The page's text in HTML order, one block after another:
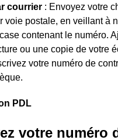
courrier : Envoyez votre
voie postale, en veillant à
contenant le numéro.
ou une copie de votre
votre numéro de
PDL